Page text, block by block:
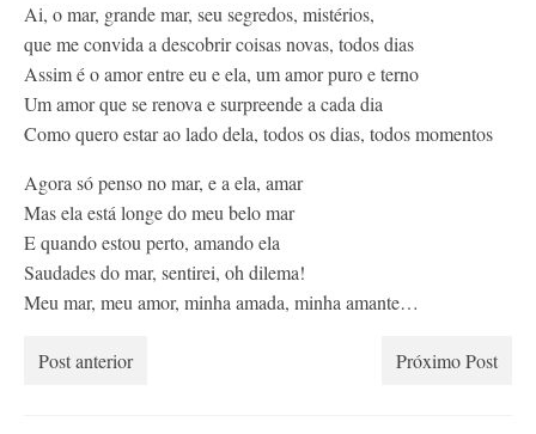
Ai, o mar, grande mar, seu segredos, mistérios,
que me convida a descobrir coisas novas, todos dias
Assim é o amor entre eu e ela, um amor puro e terno
Um amor que se renova e surpreende a cada dia
Como quero estar ao lado dela, todos os dias, todos momentos
Agora só penso no mar, e a ela, amar
Mas ela está longe do meu belo mar
E quando estou perto, amando ela
Saudades do mar, sentirei, oh dilema!
Meu mar, meu amor, minha amada, minha amante…
Post anterior Próximo Post